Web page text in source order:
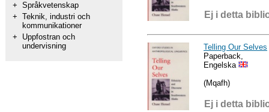
+ Språkvetenskap
+ Teknik, industri och
kommunikationer
+
Uppfostran och
undervisning
Ej i detta
Telling Our Selves
Paperback,
Engelska
(Mqafh)
Ej i detta